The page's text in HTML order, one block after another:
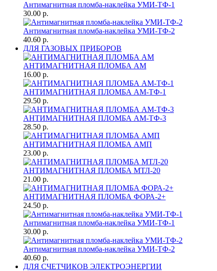
Антимагнитная пломба-наклейка УМИ-ТФ-1
30.00 р.
Антимагнитная пломба-наклейка УМИ-ТФ-2
40.60 р.
ДЛЯ ГАЗОВЫХ ПРИБОРОВ
АНТИМАГНИТНАЯ ПЛОМБА АМ
16.00 р.
АНТИМАГНИТНАЯ ПЛОМБА АМ-ТФ-1
29.50 р.
АНТИМАГНИТНАЯ ПЛОМБА АМ-ТФ-3
28.50 р.
АНТИМАГНИТНАЯ ПЛОМБА АМП
23.00 р.
АНТИМАГНИТНАЯ ПЛОМБА МТЛ-20
21.00 р.
АНТИМАГНИТНАЯ ПЛОМБА ФОРА-2+
24.50 р.
Антимагнитная пломба-наклейка УМИ-ТФ-1
30.00 р.
Антимагнитная пломба-наклейка УМИ-ТФ-2
40.60 р.
ДЛЯ СЧЕТЧИКОВ ЭЛЕКТРОЭНЕРГИИ